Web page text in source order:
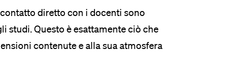
diretto con i docenti sono
studi. Questo è esattamente ciò che
contenute e alla sua atmosfera